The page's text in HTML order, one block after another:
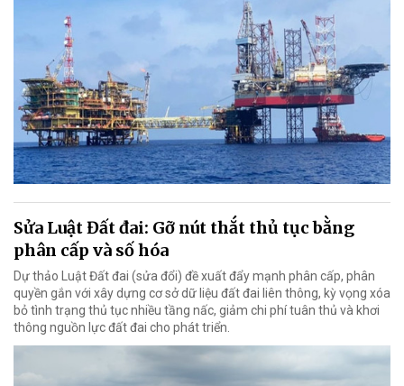
Sửa Luật Đất đai: Gỡ nút thắt thủ tục bằng
phân cấp và số hóa
Dự thảo Luật Đất đai (sửa đổi) đề xuất đẩy mạnh phân cấp, phân
quyền gắn với xây dựng cơ sở dữ liệu đất đai liên thông, kỳ vọng xóa
bỏ tình trạng thủ tục nhiều tầng nấc, giảm chi phí tuân thủ và khơi
thông nguồn lực đất đai cho phát triển.